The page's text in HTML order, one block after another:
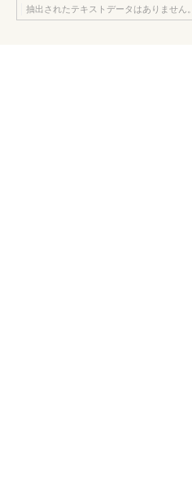
抽出されたテキストデータはありません。